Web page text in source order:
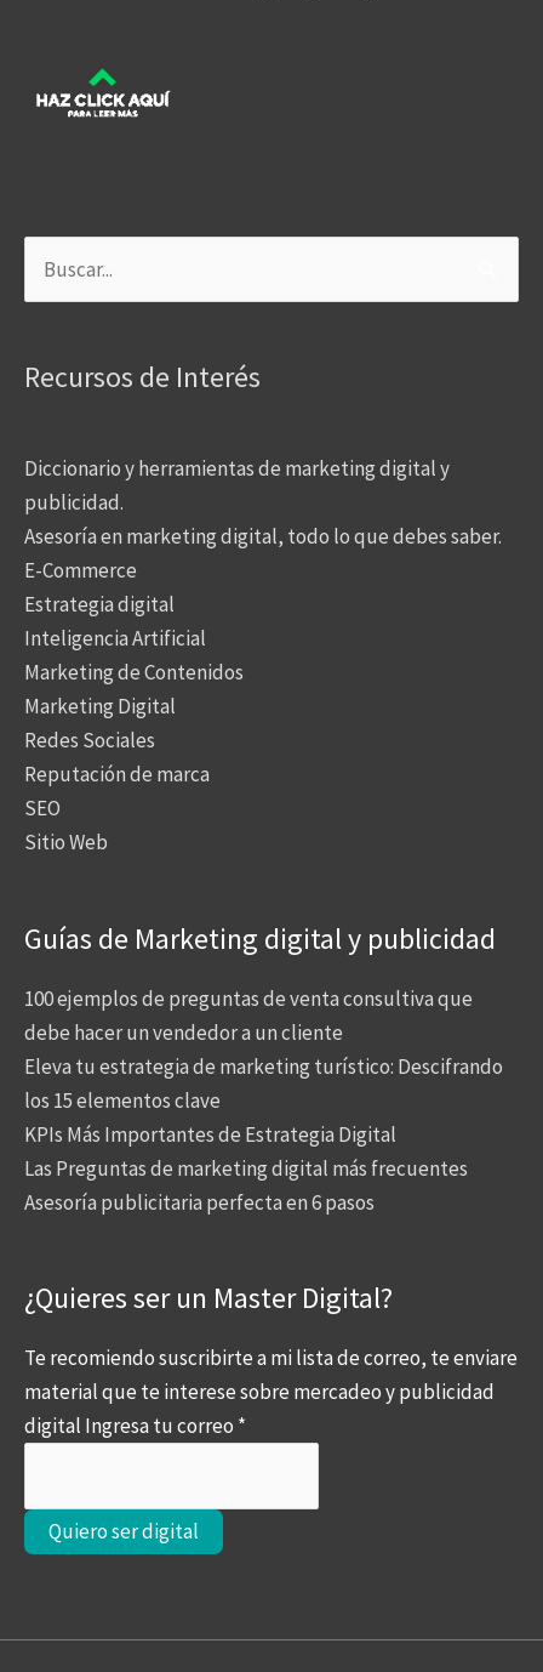
Recursos de Interés
Diccionario y herramientas de marketing digital y
publicidad.
Asesoría en marketing digital, todo lo que debes saber.
E-Commerce
Estrategia digital
Inteligencia Artificial
Marketing de Contenidos
Marketing Digital
Redes Sociales
Reputación de marca
SEO
Sitio Web
Guías de Marketing digital y publicidad
100 ejemplos de preguntas de venta consultiva que
debe hacer un vendedor a un cliente
Eleva tu estrategia de marketing turístico: Descifrando
los 15 elementos clave
KPIs Más Importantes de Estrategia Digital
Las Preguntas de marketing digital más frecuentes
Asesoría publicitaria perfecta en 6 pasos
¿Quieres ser un Master Digital?
Te recomiendo suscribirte a mi lista de correo, te enviare
material que te interese sobre mercadeo y publicidad
digital Ingresa tu correo *